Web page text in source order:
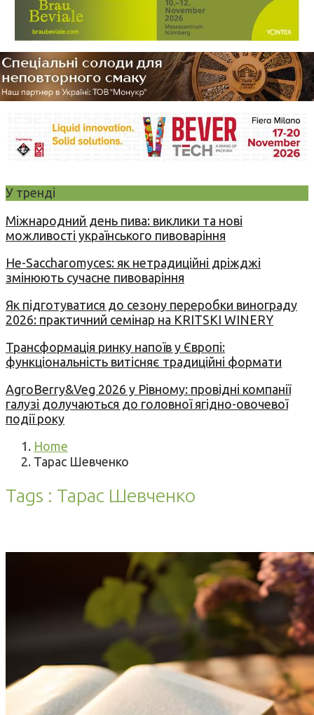
У тренді
Міжнародний день пива: виклики та нові
можливості українського пивоваріння
Не-Saccharomyces: як нетрадиційні дріжджі
змінюють сучасне пивоваріння
Як підготуватися до сезону переробки винограду
2026: практичний семінар на KRITSKI WINERY
Трансформація ринку напоїв у Європі:
функціональність витісняє традиційні формати
AgroBerry&Veg 2026 у Рівному: провідні компанії
галузі долучаються до головної ягідно-овочевої
події року
Home
Тарас Шевченко
Tags : Тарас Шевченко